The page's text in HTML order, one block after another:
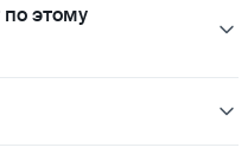
этому